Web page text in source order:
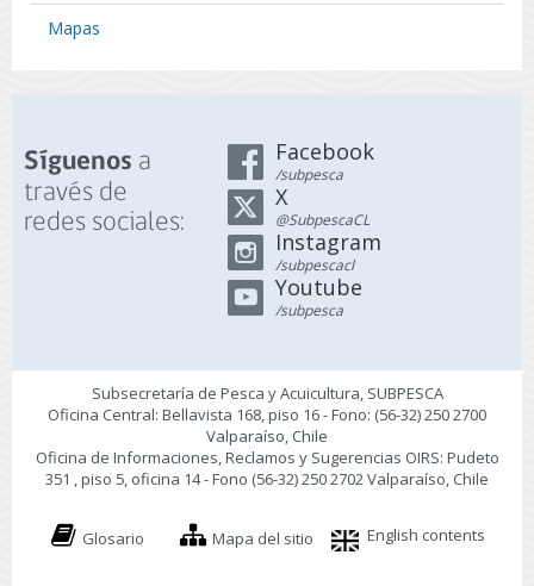
Mapas
Síguenos a
través de
redes sociales:
Facebook
/subpesca
X
@SubpescaCL
Instagram
/subpescacl
Youtube
/subpesca
Subsecretaría de Pesca y Acuicultura, SUBPESCA
Oficina Central: Bellavista 168, piso 16 - Fono: (56-32) 250 2700
Valparaíso, Chile
Oficina de Informaciones, Reclamos y Sugerencias OIRS: Pudeto
351 , piso 5, oficina 14 - Fono (56-32) 250 2702 Valparaíso, Chile
Glosario Mapa del sitio English contents